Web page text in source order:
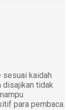
sesuai kaidah
disajikan tidak
para pembaca.